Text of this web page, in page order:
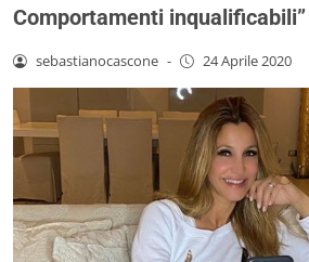
Comportamenti inqualificabili”
sebastianocascone - 24 Aprile 2020